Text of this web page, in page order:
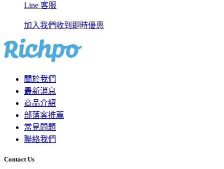
Line 客服
加入我們收到即時優惠
關於我們
最新消息
商品介紹
部落客推薦
常見問題
聯絡我們
Contact Us